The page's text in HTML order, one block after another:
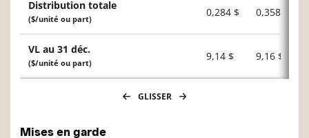
Distribution totale
($/unité ou part)
0,284 $ 0,358 $
VL au 31 déc.
($/unité ou part)
9,14 $ 9,16 $
GLISSER
Mises en garde